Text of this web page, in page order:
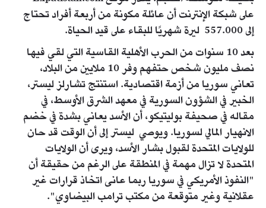
على شبكة الإنترنت أن عائلة مكونة من أربعة أفراد تحتاج
إلى 557.000 ليرة شهريًا للبقاء على قيد الحياة.
بعد 10 سنوات من الحرب الأهلية القاسية التي لقي فيها
نصف مليون شخص حتفهم وفر 10 ملايين من البلاد،
تعاني سوريا من أزمة اقتصادية. استنتج تشارلز ليستر،
الخبير في الشؤون السورية في معهد الشرق الأوسط، في
مقاله في صحيفة بوليتيكو، أن الأسد يعاني بشدة في خضم
الانهيار المالي لسوريا. ويوصي ليستر إلى أن الوقت قد حان
للولايات المتحدة لقبول بشار الأسد، ويرى أن الولايات
المتحدة لا تزال مهمة في المنطقة على الرغم من حقيقة أن
"النفوذ الأمريكي في سوريا ربما عانى اتخاذ قرارات غير
عقلانية وغير متوقعة من مكتب ترامب البيضاوي".